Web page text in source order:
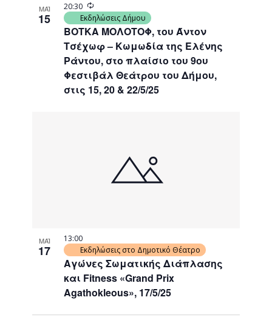
ΜΑΪ
15
ΒΟΤΚΑ ΜΟΛΟΤΟΦ, του Άντον
Τσέχωφ – Κωμωδία της Ελένης
Ράντου, στο πλαίσιο του 9ου
Φεστιβάλ Θεάτρου του Δήμου,
στις 15, 20 & 22/5/25
20:30
Recurring
Εκδηλώσεις Δήμου
ΜΑΪ
17
Αγώνες Σωματικής Διάπλασης
και Fitness «Grand Prix
Agathokleous», 17/5/25
13:00
Εκδηλώσεις στο Δημοτικό Θέατρο